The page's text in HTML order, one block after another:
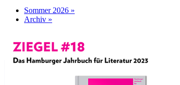
Sommer 2026 »
Archiv »